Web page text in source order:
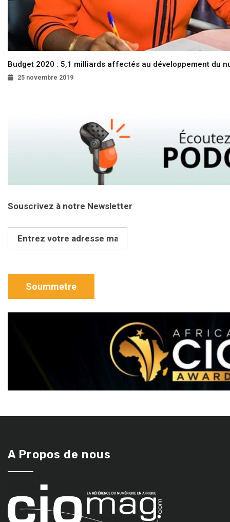
Budget 2020 : 5,1 milliards affectés au développement du
25 novembre 2019
Souscrivez à notre Newsletter
A Propos de nous